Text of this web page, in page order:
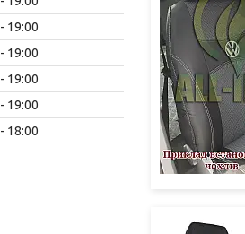
19:00
19:00
19:00
19:00
18:00